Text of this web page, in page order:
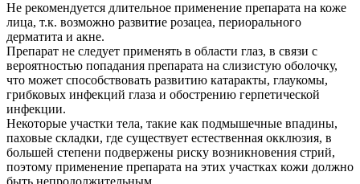
Не рекомендуется длительное применение препарата на коже
лица, т.к. возможно развитие розацеа, периорального
дерматита и акне.
Препарат не следует применять в области глаз, в связи с
вероятностью попадания препарата на слизистую оболочку,
что может способствовать развитию катаракты, глаукомы,
грибковых инфекций глаза и обострению герпетической
инфекции.
Некоторые участки тела, такие как подмышечные впадины,
паховые складки, где существует естественная окклюзия, в
большей степени подвержены риску возникновения стрий,
поэтому применение препарата на этих участках кожи должно